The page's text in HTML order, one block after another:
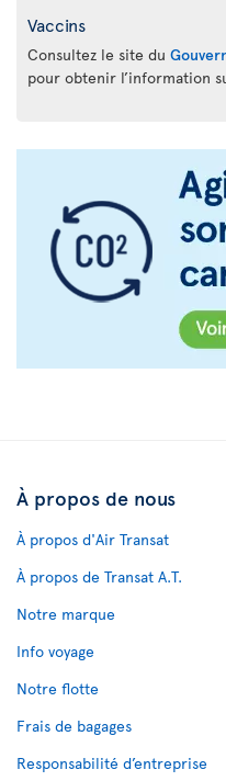
Vaccins
Consultez le site du
pour obtenir l’information
À propos de nous
À propos d'Air Transat
À propos de Transat A.T.
Notre marque
Info voyage
Notre flotte
Frais de bagages
Responsabilité d’entreprise